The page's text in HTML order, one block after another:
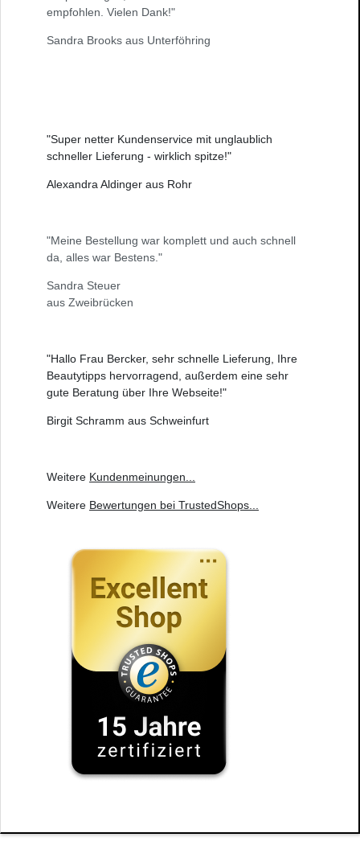
empfohlen. Vielen Dank!"
Sandra Brooks aus Unterföhring
"Super netter Kundenservice mit unglaublich
schneller Lieferung - wirklich spitze!"
Alexandra Aldinger aus Rohr
"Meine Bestellung war komplett und auch schnell
da, alles war Bestens."
Sandra Steuer
aus Zweibrücken
"Hallo Frau Bercker, sehr schnelle Lieferung, Ihre
Beautytipps hervorragend, außerdem eine sehr
gute Beratung über Ihre Webseite!"
Birgit Schramm aus Schweinfurt
Weitere Kundenmeinungen
Weitere Bewertungen bei TrustedShops